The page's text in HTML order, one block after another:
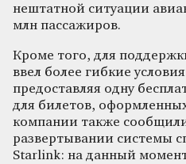
нештатной ситуации
млн пассажиров.
Кроме того, для
ввел более гибкие
предоставляя одну
для билетов,
компании также
развертывании системы
Starlink: на данный